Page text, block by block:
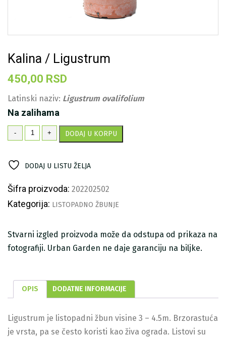
Kalina / Ligustrum
450,00 RSD
Latinski naziv: Ligustrum ovalifolium
Na zalihama
-
Kalina
/
+ DODAJ U KORPU
DODAJ U LISTU ŽELJA
Šifra proizvoda: 202202502
Kategorija: LISTOPADNO ŽBUNJE
Stvarni izgled proizvoda može da odstupa od prikaza na
fotografiji. Urban Garden ne daje garanciju na biljke.
OPIS DODATNE INFORMACIJE
Ligustrum je listopadni žbun visine 3 – 4.5m. Brzorastuća
je vrsta, pa se često koristi kao živa ograda. Listovi su